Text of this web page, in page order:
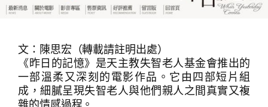
文：陳思宏（轉載請註明出處）
《昨日的記憶》是天主教失智老人基金會推出的
一部溫柔又深刻的電影作品。它由四部短片組
成，細膩呈現失智老人與他們親人之間真實又複
雜的情感過程。